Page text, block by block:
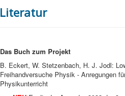
Literatur
Das Buch zum Projekt
B. Eckert, W. Stetzenbach, H. J. Jodl:
Freihandversuche Physik - Anregungen
Physikunterricht